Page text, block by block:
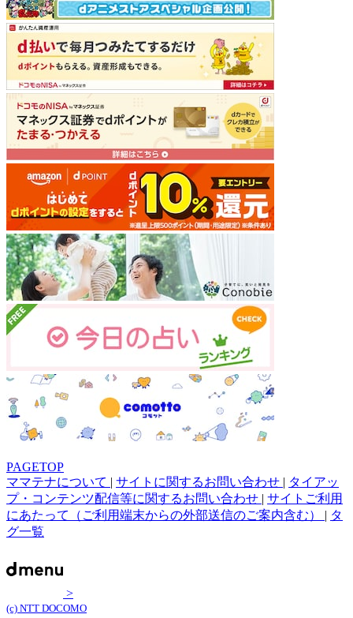
PAGETOP
ママテナについて | サイトに関するお問い合わせ | タイアッ
プ・コンテンツ配信等に関するお問い合わせ | サイトご利用
にあたって（ご利用端末からの外部送信のご案内含む） | タ
グ一覧
>
(c) NTT DOCOMO